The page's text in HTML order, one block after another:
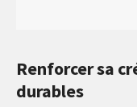
Renforcer sa
durables